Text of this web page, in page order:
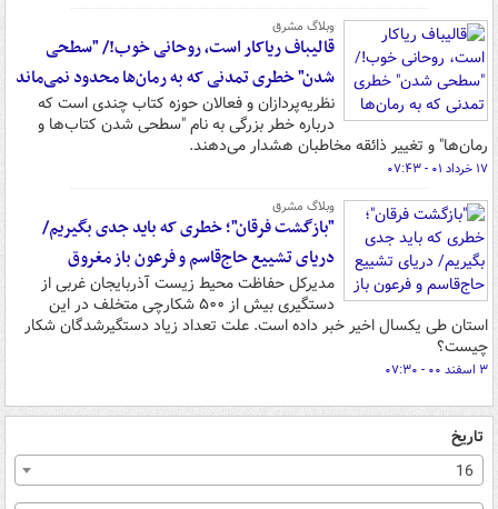
وبلاگ مشرق
قالیباف ریاکار است، روحانی خوب!/ "سطحی
شدن" خطری تمدنی که به رمان‌ها محدود نمی‌ماند
نظریه‌پردازان و فعالان حوزه کتاب چندی است که
درباره خطر بزرگی به نام "سطحی شدن کتاب‌ها و
رمان‌ها" و تغییر ذائقه مخاطبان هشدار می‌دهند.
۱۷ خرداد ۰۱ - ۰۷:۴۳
وبلاگ مشرق
"بازگشت فرقان"؛ خطری که باید جدی بگیریم/
دریای تشییع حاج‌قاسم و فرعون باز مغروق
مدیرکل حفاظت محیط زیست آذربایجان غربی از
دستگیری بیش از ۵۰۰ شکارچی متخلف در این
استان طی یکسال اخیر خبر داده است. علت تعداد زیاد دستگیرشدگان شکار
چیست؟
۳ اسفند ۰۰ - ۰۷:۳۰
تاریخ
16